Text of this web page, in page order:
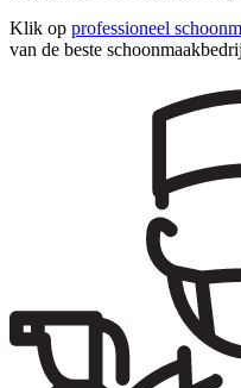
Klik op professioneel
van de beste